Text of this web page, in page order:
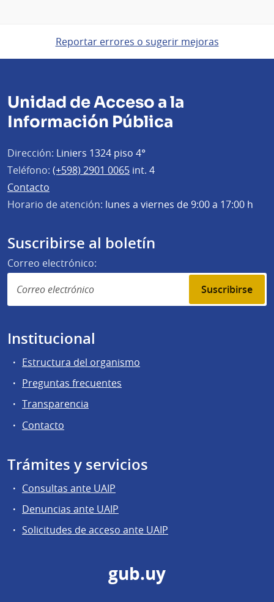
Reportar errores o sugerir mejoras
Unidad de Acceso a la
Información Pública
Dirección: Liniers 1324 piso 4°
Teléfono: (+598) 2901 0065 int. 4
Contacto
Horario de atención: lunes a viernes de 9:00 a 17:00 h
Suscribirse al boletín
Correo electrónico:
Suscribirse
Institucional
Estructura del organismo
Preguntas frecuentes
Transparencia
Contacto
Trámites y servicios
Consultas ante UAIP
Denuncias ante UAIP
Solicitudes de acceso ante UAIP
gub.uy